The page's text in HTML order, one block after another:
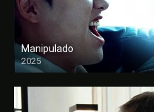
Manipulado
2025